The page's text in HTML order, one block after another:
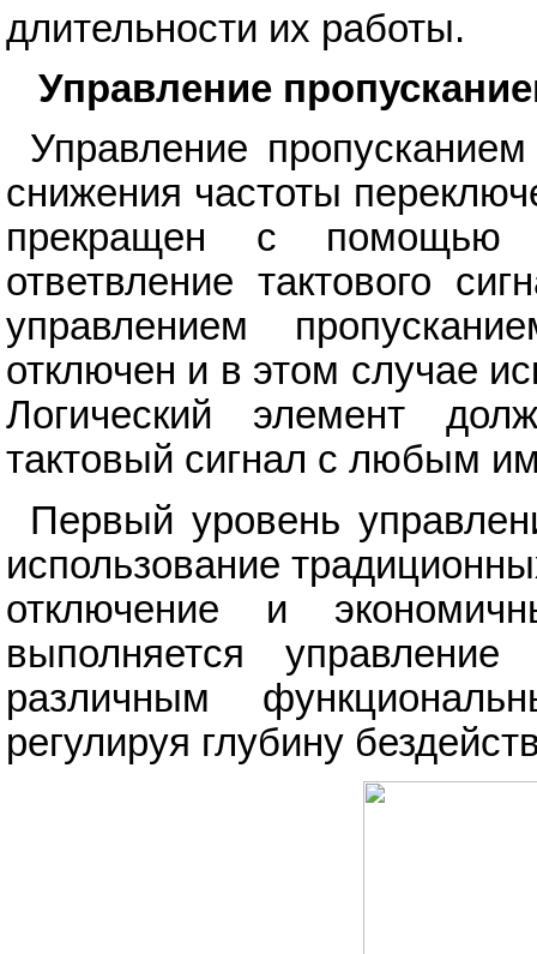
длительности их работы.
Управление
Управление
снижения частоты
прекращен с помощью
ответвление тактового
управлением
отключен и в этом случае
Логический элемент
тактовый сигнал с любым
Первый уровень
использование
отключение и
выполняется
различным
регулируя глубину